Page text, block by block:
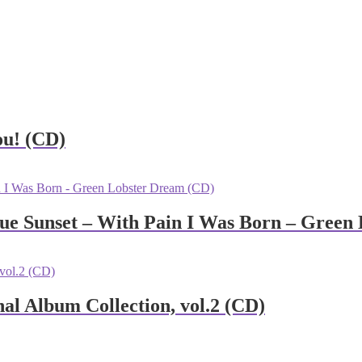
(CD)
Sunset – With Pain I Was Born –
Album Collection, vol.2 (CD)